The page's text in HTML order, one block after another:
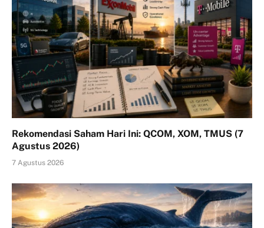
Rekomendasi Saham Hari Ini: QCOM, XOM, TMUS (7
Agustus 2026)
7 Agustus 2026